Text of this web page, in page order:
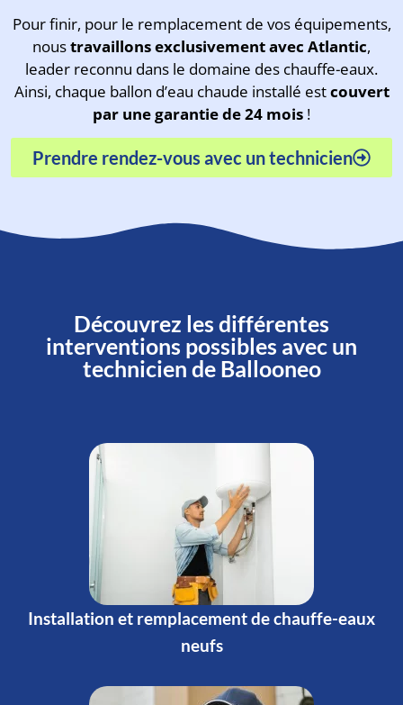
Pour finir, pour le remplacement de vos équipements,
noustravaillons exclusivement avec Atlantic,
leader reconnu dans le domaine des chauffe-eaux.
Ainsi, chaque ballon d’eau chaude installé estcouvert
par une garantie de 24 mois !
Prendre rendez-vous avec un technicien
Découvrez les différentes
interventions possibles avec un
technicien de Ballooneo
Installation et remplacement de chauffe-eaux
neufs